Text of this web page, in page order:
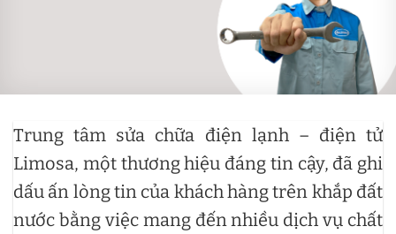
Trung tâm sửa chữa điện lạnh – điện tử
Limosa, một thương hiệu đáng tin cậy, đã ghi
dấu ấn lòng tin của khách hàng trên khắp đất
nước bằng việc mang đến nhiều dịch vụ chất